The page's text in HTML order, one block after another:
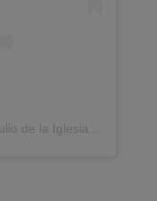
Una publicación compartida de Julio de la Iglesia (@gestiondelmiedo)